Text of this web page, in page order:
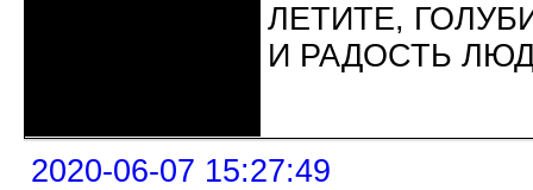
ЛЕТИТЕ,
И РАДОСТЬ
2020-06-07 15:27:49